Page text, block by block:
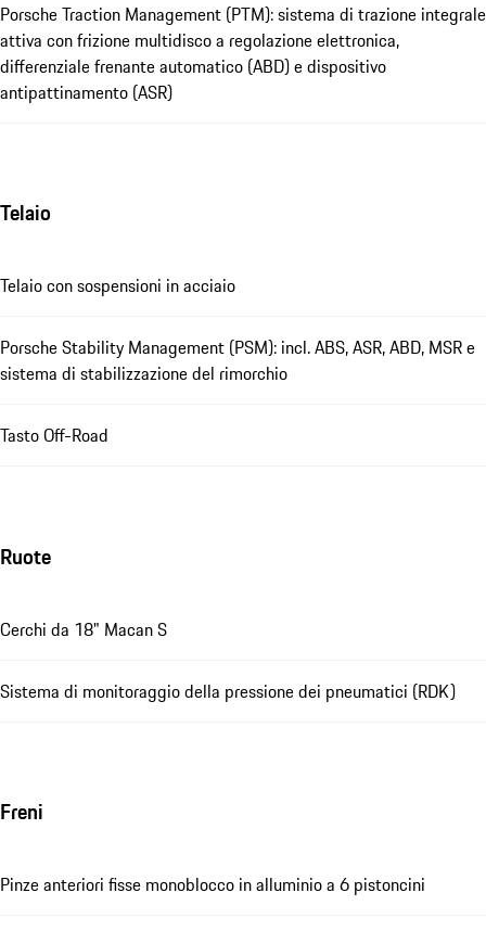
Porsche Traction Management (PTM): sistema di trazione integrale
attiva con frizione multidisco a regolazione elettronica,
differenziale frenante automatico (ABD) e dispositivo
antipattinamento (ASR)
Telaio
Telaio con sospensioni in acciaio
Porsche Stability Management (PSM): incl. ABS, ASR, ABD, MSR e
sistema di stabilizzazione del rimorchio
Tasto Off-Road
Ruote
Cerchi da 18" Macan S
Sistema di monitoraggio della pressione dei pneumatici (RDK)
Freni
Pinze anteriori fisse monoblocco in alluminio a 6 pistoncini